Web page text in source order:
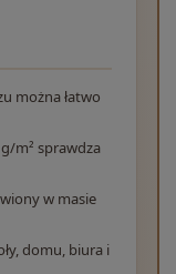
można łatwo
m² sprawdza
w masie
domu, biura i